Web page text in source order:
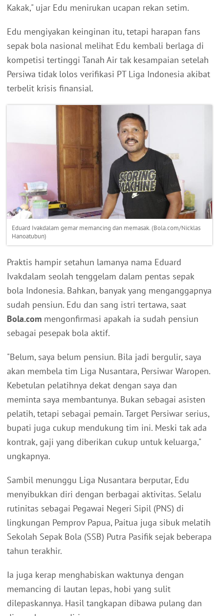
Kakak," ujar Edu menirukan ucapan rekan setim.
Edu mengiyakan keinginan itu, tetapi harapan fans
sepak bola nasional melihat Edu kembali berlaga di
kompetisi tertinggi Tanah Air tak kesampaian setelah
Persiwa tidak lolos verifikasi PT Liga Indonesia akibat
terbelit krisis finansial.
Eduard Ivakdalam gemar memancing dan memasak. (Bola.com/Nicklas
Hanoatubun)
Praktis hampir setahun lamanya nama Eduard
Ivakdalam seolah tenggelam dalam pentas sepak
bola Indonesia. Bahkan, banyak yang menganggapnya
sudah pensiun. Edu dan sang istri tertawa, saat
Bola.com mengonfirmasi apakah ia sudah pensiun
sebagai pesepak bola aktif.
"Belum, saya belum pensiun. Bila jadi bergulir, saya
akan membela tim Liga Nusantara, Persiwar Waropen.
Kebetulan pelatihnya dekat dengan saya dan
meminta saya membantunya. Bukan sebagai asisten
pelatih, tetapi sebagai pemain. Target Persiwar serius,
bupati juga cukup mendukung tim ini. Meski tak ada
kontrak, gaji yang diberikan cukup untuk keluarga,"
ungkapnya.
Sambil menunggu Liga Nusantara berputar, Edu
menyibukkan diri dengan berbagai aktivitas. Selalu
rutinitas sebagai Pegawai Negeri Sipil (PNS) di
lingkungan Pemprov Papua, Paitua juga sibuk melatih
Sekolah Sepak Bola (SSB) Putra Pasifik sejak beberapa
tahun terakhir.
Ia juga kerap menghabiskan waktunya dengan
memancing di lautan lepas, hobi yang sulit
dilepaskannya. Hasil tangkapan dibawa pulang dan